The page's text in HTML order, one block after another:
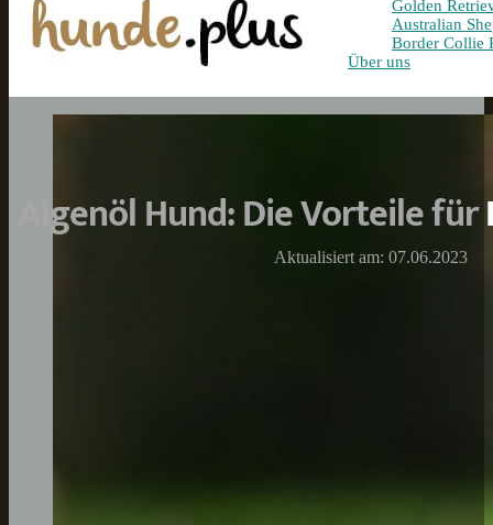
Golden
Australian
Border Collie
Über uns
Algenöl Hund: Die Vorteile
Aktualisiert am: 07.06.2023